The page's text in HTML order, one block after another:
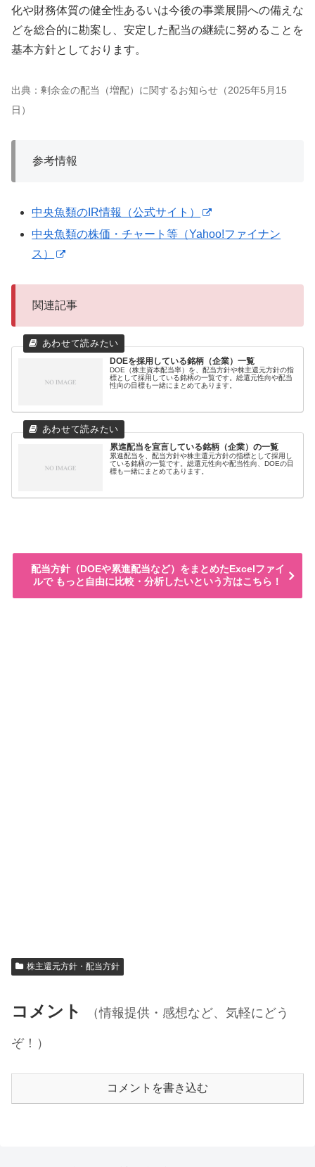
化や財務体質の健全性あるいは今後の事業展開への備えな
どを総合的に勘案し、安定した配当の継続に努めることを
基本方針としております。
出典：剰余金の配当（増配）に関するお知らせ（2025年5月15
日）
参考情報
中央魚類のIR情報（公式サイト）
中央魚類の株価・チャート等（Yahoo!ファイナン
ス）
関連記事
DOEを採用している銘柄（企業）一覧
DOE（株主資本配当率）を、配当方針や株主還元方針の指
標として採用している銘柄の一覧です。総還元性向や配当
性向の目標も一緒にまとめてあります。
累進配当を宣言している銘柄（企業）の一覧
累進配当を、配当方針や株主還元方針の指標として採用し
ている銘柄の一覧です。総還元性向や配当性向、DOEの目
標も一緒にまとめてあります。
配当方針（DOEや累進配当など）をまとめたExcelファイ
ルで もっと自由に比較・分析したいという方はこちら！
株主還元方針・配当方針
コメント
（情報提供・感想など、気軽にどう
ぞ！）
コメントを書き込む